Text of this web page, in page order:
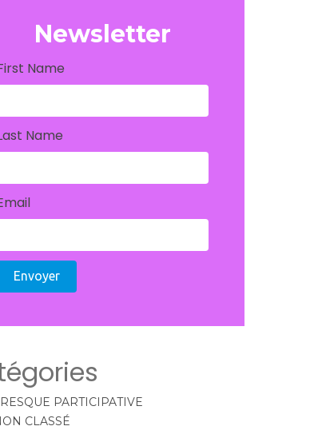
Newsletter
Name
Name
Envoyer
PARTICIPATIVE
CLASSÉ